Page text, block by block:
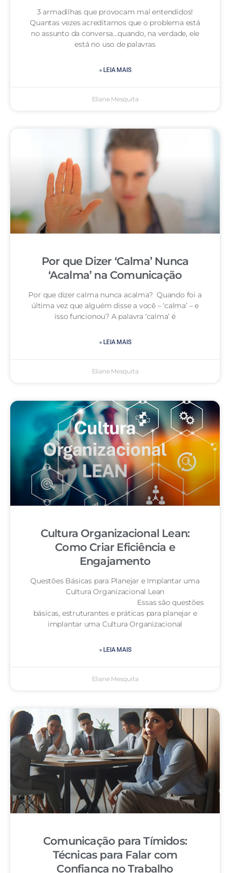
3 armadilhas que provocam mal entendidos!
Quantas vezes acreditamos que o problema está
no assunto da conversa…quando, na verdade, ele
está no uso de palavras
» LEIA MAIS
Eliane Mesquita
Por que Dizer ‘Calma’ Nunca
‘Acalma’ na Comunicação
Por que dizer calma nunca acalma? Quando foi a
última vez que alguém disse a você – ‘calma’ – e
isso funcionou? A palavra ‘calma’ é
» LEIA MAIS
Eliane Mesquita
Cultura Organizacional Lean:
Como Criar Eficiência e
Engajamento
Questões Básicas para Planejar e Implantar uma
Cultura Organizacional Lean
Essas são questões
básicas, estruturantes e práticas para planejar e
implantar uma Cultura Organizacional
» LEIA MAIS
Eliane Mesquita
Comunicação para Tímidos:
Técnicas para Falar com
Confiança no Trabalho